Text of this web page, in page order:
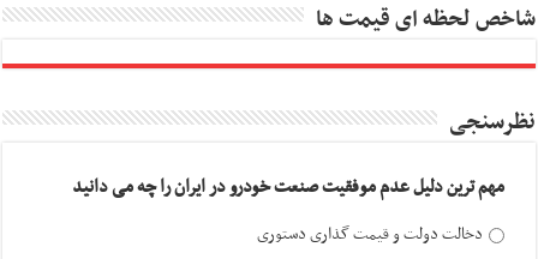
شاخص لحظه ای قیمت ها
نظرسنجی
مهم ترین دلیل عدم موفقیت صنعت خودرو در ایران را چه می دانید
دخالت دولت و قیمت گذاری دستوری